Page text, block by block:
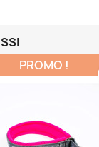
PROMO !